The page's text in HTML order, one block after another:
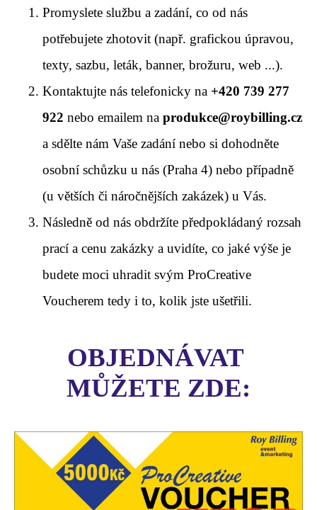
Promyslete službu a zadání, co od nás
potřebujete zhotovit (např. grafickou úpravou,
texty, sazbu, leták, banner, brožuru, web ...).
Kontaktujte nás telefonicky na +420 739 277
922 nebo emailem na produkce@roybilling.cz
a sdělte nám Vaše zadání nebo si dohodněte
osobní schůzku u nás (Praha 4) nebo případně
(u větších či náročnějších zakázek) u Vás.
Následně od nás obdržíte předpokládaný rozsah
prací a cenu zakázky a uvidíte, co jaké výše je
budete moci uhradit svým ProCreative
Voucherem tedy i to, kolik jste ušetřili.
OBJEDNÁVAT
MŮŽETE ZDE: